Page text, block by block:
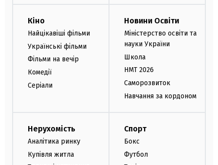
Кіно
Найцікавіші фільми
Українські фільми
Фільми на вечір
Комедії
Серіали
Новини Освіти
Міністерство освіти та
науки України
Школа
НМТ 2026
Саморозвиток
Навчання за кордоном
Нерухомість
Аналітика ринку
Купівля житла
Спорт
Бокс
Футбол